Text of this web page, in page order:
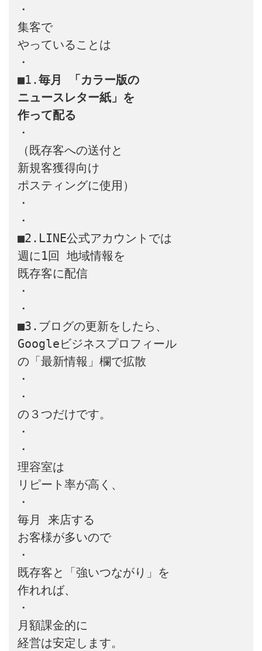
・
集客で
やっていることは
・
■1.毎月 「カラー版の
ニュースレター紙」を
作って配る
・
（既存客への送付と
新規客獲得向け
ポスティングに使用）
・
・
■2.LINE公式アカウントでは
週に1回 地域情報を
既存客に配信
・
・
■3.ブログの更新をしたら、
Googleビジネスプロフィール
の「最新情報」欄で拡散
・
・
の３つだけです。
・
・
理容室は
リピート率が高く、
・
毎月 来店する
お客様が多いので
・
既存客と「強いつながり」を
作れれば、
・
月額課金的に
経営は安定します。